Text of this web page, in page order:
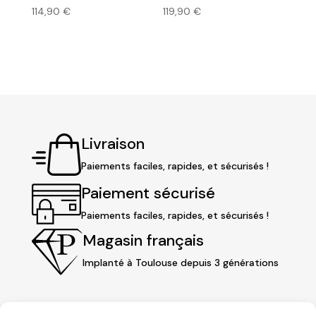
114,90 € 119,90€
Livraison
Paiements faciles, rapides, et sécurisés !
Paiement sécurisé
Paiements faciles, rapides, et sécurisés !
Magasin français
Implanté à Toulouse depuis 3 générations